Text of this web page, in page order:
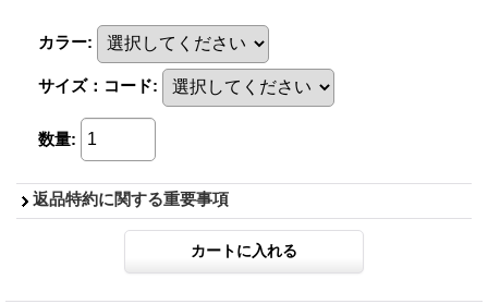
カラー:
サイズ：コード:
数量:
返品特約に関する重要事項